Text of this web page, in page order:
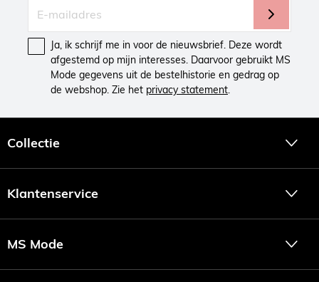
Ja, ik schrijf me in voor de nieuwsbrief. Deze wordt
afgestemd op mijn interesses. Daarvoor gebruikt MS
Mode gegevens uit de bestelhistorie en gedrag op
de webshop. Zie het privacy statement
Collectie
Klantenservice
MS Mode